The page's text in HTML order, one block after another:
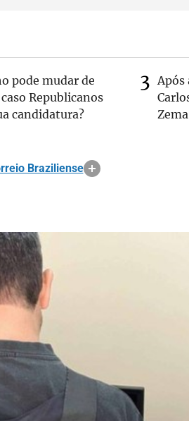
pode mudar de
Republicanos
candidatura?
Após
Braziliense